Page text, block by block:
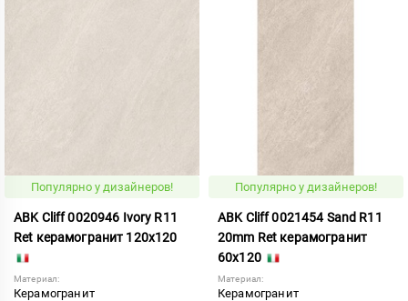
Популярно у дизайнеров!
ABK Cliff 0020946 Ivory R11
Ret керамогранит 120x120
Материал:
Керамогранит
Популярно у дизайнеров!
ABK Cliff 0021454 Sand R11
20mm Ret керамогранит
60x120
Материал:
Керамогранит